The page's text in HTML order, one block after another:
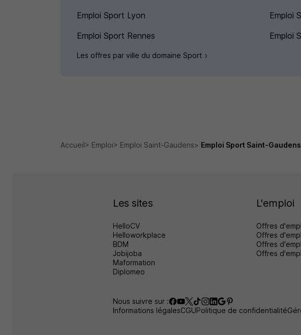
Emploi Sport Lyon Emploi
Emploi Sport Rennes
Emploi
Les offres par ville du domaine Sport
Accueil Emploi Emploi Saint-Gaudens Emploi Sport Saint-Gaudens
Les sites
HelloCV
Helloworkplace
BDM
Jobijoba
Maformation
Diplomeo
L'emploi
Offres
Offres
Offres
Offres
Nous suivre sur :
Informations légalesCGUPolitique de confidentialité